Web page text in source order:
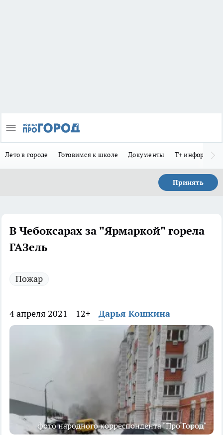
Лето в городе Готовимся к школе Документы Т+
Принять
В Чебоксарах за "Ярмаркой" горела
ГАЗель
Пожар
4 апреля 2021 12+ Дарья Кошкина
фото народного корреспондента "Про Город"